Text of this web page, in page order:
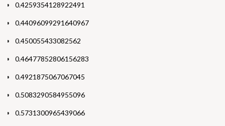
0.4259354128922491
0.44096099291640967
0.450055433082562
0.46477852806156283
0.4921875067067045
0.5083290584955096
0.5731300965439066